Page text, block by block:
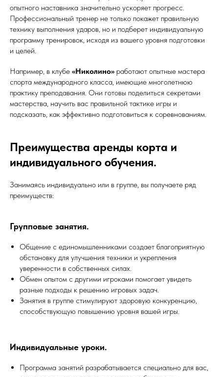
опытного наставника значительно ускоряет прогресс.
Профессиональный тренер не только покажет правильную
технику выполнения ударов, но и подберет индивидуальную
программу тренировок, исходя из вашего уровня подготовки
и целей.
Например, в клубе «Николино» работают опытные мастера
спорта международного класса, имеющие многолетнюю
практику преподавания. Они готовы поделиться секретами
мастерства, научить вас правильной тактике игры и
подсказать, как эффективно подготовиться к соревнованиям.
Преимущества аренды корта и
индивидуального обучения.
Занимаясь индивидуально или в группе, вы получаете ряд
преимуществ:
Групповые занятия.
Общение с единомышленниками создает благоприятную
обстановку для улучшения техники и укрепления
уверенности в собственных силах.
Обмен опытом с другими игроками помогает увидеть
разные подходы к решению игровых задач.
Занятия в группе стимулируют здоровую конкуренцию,
способствующую повышению уровня вашей игры.
Индивидуальные уроки.
Программа занятий разрабатывается специально для вас,